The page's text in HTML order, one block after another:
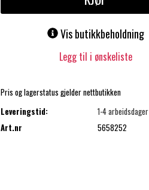
Vis butikkbeholdning
Legg til i ønskeliste
Pris og lagerstatus gjelder nettbutikken
Leveringstid:
1-4 arbeidsdager
Art.nr
5658252